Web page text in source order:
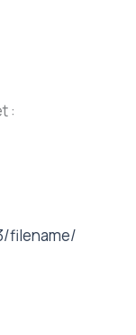
:
filename/